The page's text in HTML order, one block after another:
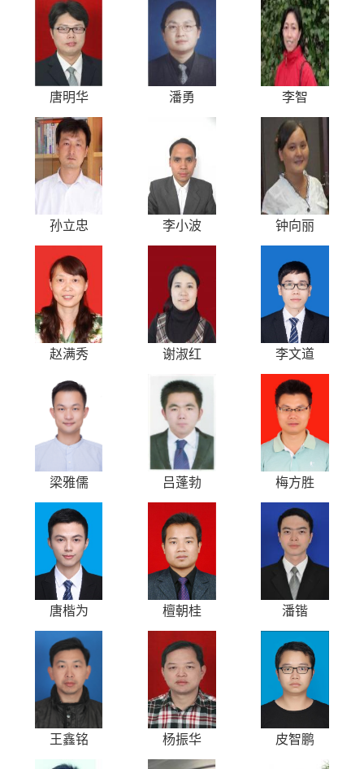
唐明华 潘勇 李智
孙立忠 李小波 钟向丽
赵满秀 谢淑红 李文道
梁雅儒 吕蓬勃 梅方胜
唐楷为 檀朝桂 潘锴
王鑫铭 杨振华 皮智鹏